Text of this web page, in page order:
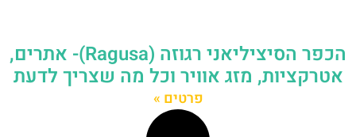
הכפר הסיציליאני רגוזה (Ragusa)- אתרים,
אטרקציות, מזג אוויר וכל מה שצריך לדעת
פרטים »